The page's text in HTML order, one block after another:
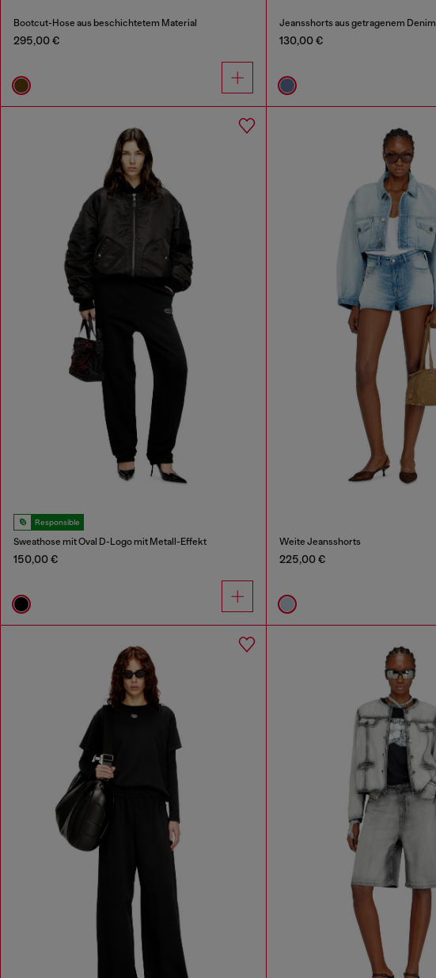
Bootcut-Hose aus beschichtetem Material
295,00 €
Jeansshorts aus getragenem Denim
130,00 €
Responsible
Sweathose mit Oval D-Logo mit Metall-Effekt
150,00 €
Weite Jeansshorts
225,00 €